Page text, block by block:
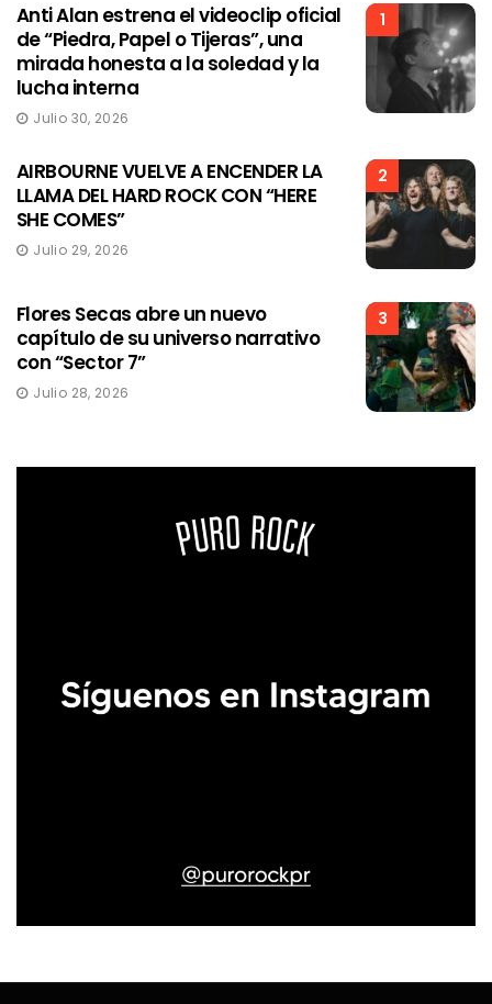
1
Anti Alan estrena el videoclip oficial
de “Piedra, Papel o Tijeras”, una
mirada honesta a la soledad y la
lucha interna
Julio 30, 2026
2
AIRBOURNE VUELVE A ENCENDER LA
LLAMA DEL HARD ROCK CON “HERE
SHE COMES”
Julio 29, 2026
3
Flores Secas abre un nuevo
capítulo de su universo narrativo
con “Sector 7”
Julio 28, 2026